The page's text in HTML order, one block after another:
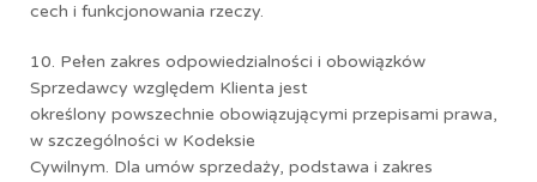
cech i funkcjonowania rzeczy.
10. Pełen zakres odpowiedzialności i obowiązków
Sprzedawcy względem Klienta jest
określony powszechnie obowiązującymi przepisami prawa,
w szczególności w Kodeksie
Cywilnym. Dla umów sprzedaży, podstawa i zakres